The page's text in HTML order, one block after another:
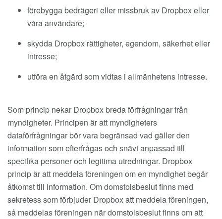
förebygga bedrägeri eller missbruk av Dropbox eller
våra användare;
skydda Dropbox rättigheter, egendom, säkerhet eller
intresse;
utföra en åtgärd som vidtas i allmänhetens intresse.
Som princip nekar Dropbox breda förfrågningar från
myndigheter. Principen är att myndigheters
dataförfrågningar bör vara begränsad vad gäller den
information som efterfrågas och snävt anpassad till
specifika personer och legitima utredningar. Dropbox
princip är att meddela föreningen om en myndighet begär
åtkomst till information. Om domstolsbeslut finns med
sekretess som förbjuder Dropbox att meddela föreningen,
så meddelas föreningen när domstolsbeslut finns om att